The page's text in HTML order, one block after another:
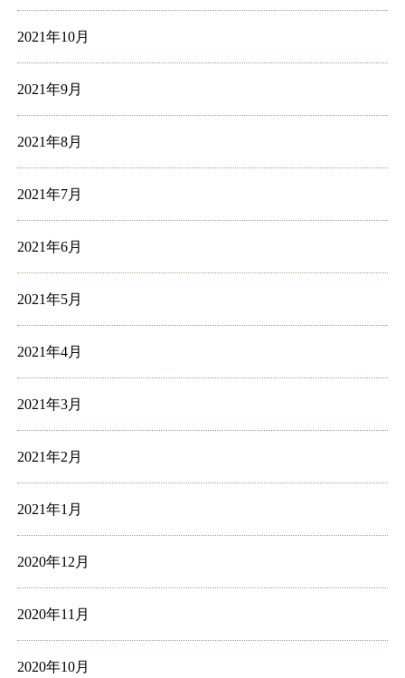
2021年10月
2021年9月
2021年8月
2021年7月
2021年6月
2021年5月
2021年4月
2021年3月
2021年2月
2021年1月
2020年12月
2020年11月
2020年10月